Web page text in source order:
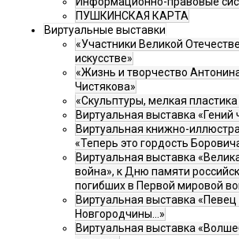
ПУШКИНСКАЯ КАРТА
Виртуальные выставки
«Участники Великой
искусстве»
«Жизнь и творчество
Чистякова»
«Скульптуры, мелкая
Виртуальная выставка «Гений
Виртуальная книжно-
«Теперь это гордость
Виртуальная выставка
война», к Дню памяти
погибших в Первой мировой
Виртуальная выставка «Певец
Новгородчины…»
Виртуальная выставка